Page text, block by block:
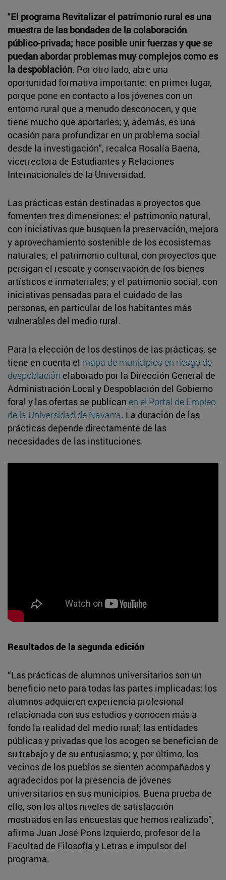
"El programa Revitalizar el patrimonio rural es una
muestra de las bondades de la colaboración
público-privada; hace posible unir fuerzas y que se
puedan abordar problemas muy complejos como es
la despoblación. Por otro lado, abre una
oportunidad formativa importante: en primer lugar,
porque pone en contacto a los jóvenes con un
entorno rural que a menudo desconocen, y que
tiene mucho que aportarles; y, además, es una
ocasión para profundizar en un problema social
desde la investigación", recalca Rosalía Baena,
vicerrectora de Estudiantes y Relaciones
Internacionales de la Universidad.
Las prácticas están destinadas a proyectos que
fomenten tres dimensiones: el patrimonio natural,
con iniciativas que busquen la preservación, mejora
y aprovechamiento sostenible de los ecosistemas
naturales; el patrimonio cultural, con proyectos que
persigan el rescate y conservación de los bienes
artísticos e inmateriales; y el patrimonio social, con
iniciativas pensadas para el cuidado de las
personas, en particular de los habitantes más
vulnerables del medio rural.
Para la elección de los destinos de las prácticas, se
tiene en cuenta el mapa de municipios en riesgo de
despoblación elaborado por la Dirección General de
Administración Local y Despoblación del Gobierno
foral y las ofertas se publican en el Portal de Empleo
de la Universidad de Navarra. La duración de las
prácticas depende directamente de las
necesidades de las instituciones.
Resultados de la segunda edición
“Las prácticas de alumnos universitarios son un
beneficio neto para todas las partes implicadas: los
alumnos adquieren experiencia profesional
relacionada con sus estudios y conocen más a
fondo la realidad del medio rural; las entidades
públicas y privadas que los acogen se benefician de
su trabajo y de su entusiasmo; y, por último, los
vecinos de los pueblos se sienten acompañados y
agradecidos por la presencia de jóvenes
universitarios en sus municipios. Buena prueba de
ello, son los altos niveles de satisfacción
mostrados en las encuestas que hemos realizado”,
afirma Juan José Pons Izquierdo, profesor de la
Facultad de Filosofía y Letras e impulsor del
programa.